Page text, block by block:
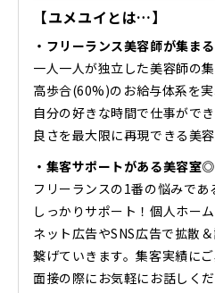
【ユメユイとは…】
・フリーランス美容師が集ま
一人一人が独立した美容師の集
高歩合(60%)のお給与体系を
自分の好きな時間で仕事がで
良さを最大限に再現できる美容
・集客サポートがある美容室◎
フリーランスの1番の悩みであ
しっかりサポート！個人ホー
ネット広告やSNS広告で拡散
繋げていきます。集客実績にご
面接の際にお気軽にお話しく